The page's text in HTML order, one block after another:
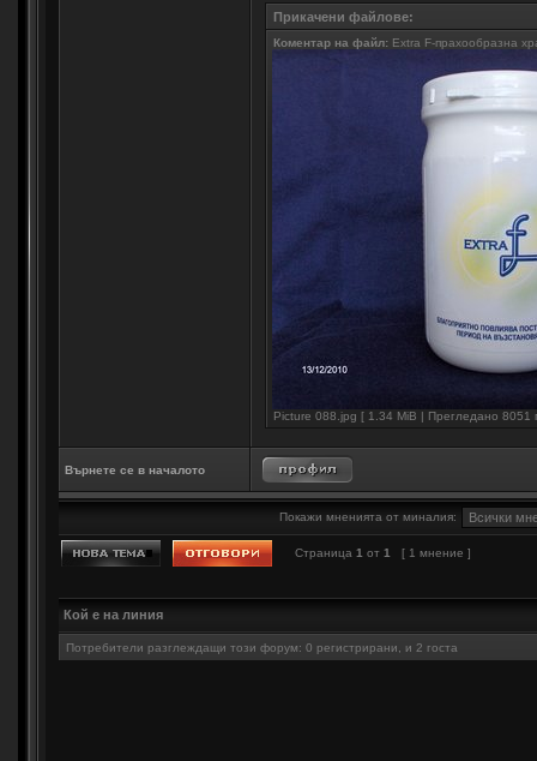
Прикачени файлове:
Коментар на файл: Extra F-прахообразна
Picture 088.jpg [ 1.34 MiB | Прегледано 8051
Върнете се в началото
Покажи мненията от миналия:
Страница 1 от 1 [ 1 мнение ]
Кой е на линия
Потребители разглеждащи този форум: 0 регистрирани, и 2 госта